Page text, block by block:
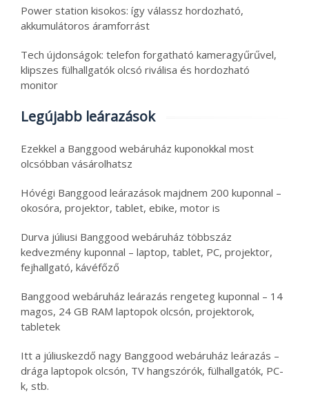
Power station kisokos: így válassz hordozható,
akkumulátoros áramforrást
Tech újdonságok: telefon forgatható kameragyűrűvel,
klipszes fülhallgatók olcsó riválisa és hordozható
monitor
Legújabb leárazások
Ezekkel a Banggood webáruház kuponokkal most
olcsóbban vásárolhatsz
Hóvégi Banggood leárazások majdnem 200 kuponnal –
okosóra, projektor, tablet, ebike, motor is
Durva júliusi Banggood webáruház többszáz
kedvezmény kuponnal – laptop, tablet, PC, projektor,
fejhallgató, kávéfőző
Banggood webáruház leárazás rengeteg kuponnal – 14
magos, 24 GB RAM laptopok olcsón, projektorok,
tabletek
Itt a júliuskezdő nagy Banggood webáruház leárazás –
drága laptopok olcsón, TV hangszórók, fülhallgatók, PC-
k, stb.